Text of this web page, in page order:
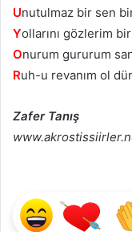
Unutulmaz bir sen
Yollarını gözlerim
Onurum gururum
Ruh-u revanım ol
Zafer Tanış